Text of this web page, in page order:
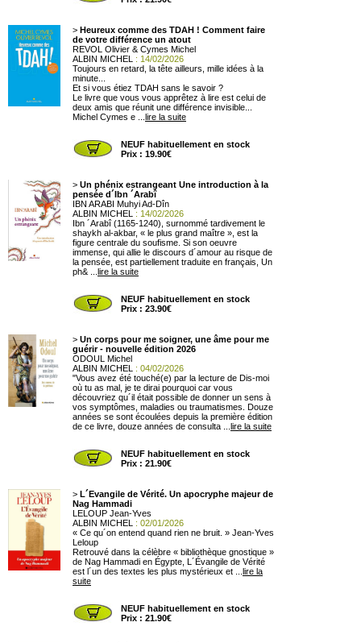
> Heureux comme des TDAH ! Comment faire
de votre différence un atout
REVOL Olivier & Cymes Michel
ALBIN MICHEL
: 14/02/2026
Toujours en retard, la tête ailleurs, mille idées à la
minute...
Et si vous étiez TDAH sans le savoir ?
Le livre que vous vous apprêtez à lire est celui de
deux amis que réunit une différence invisible...
Michel Cymes e ... lire la suite
NEUF habituellement en stock
Prix : 19.90€
> Un phénix estrangeant Une introduction à la
pensée d´Ibn ´Arabî
IBN ARABI Muhyi Ad-Dîn
ALBIN MICHEL
: 14/02/2026
Ibn ´Arabî (1165-1240), surnommé tardivement le
shaykh al-akbar, « le plus grand maître », est la
figure centrale du soufisme. Si son oeuvre
immense, qui allie le discours d´amour au risque de
la pensée, est partiellement traduite en français, Un
ph& ... lire la suite
NEUF habituellement en stock
Prix : 23.90€
> Un corps pour me soigner, une âme pour me
guérir - nouvelle édition 2026
ODOUL Michel
ALBIN MICHEL
: 04/02/2026
"Vous avez été touché(e) par la lecture de Dis-moi
où tu as mal, je te dirai pourquoi car vous
découvriez qu´il était possible de donner un sens à
vos symptômes, maladies ou traumatismes. Douze
années se sont écoulées depuis la première édition
de ce livre, douze années de consulta ... lire la suite
NEUF habituellement en stock
Prix : 21.90€
> L´Evangile de Vérité. Un apocryphe majeur de
Nag Hammadi
LELOUP Jean-Yves
ALBIN MICHEL
: 02/01/2026
« Ce qu´on entend quand rien ne bruit. » Jean-Yves
Leloup
Retrouvé dans la célèbre « bibliothèque gnostique »
de Nag Hammadi en Égypte, L´Évangile de Vérité
est l´un des textes les plus mystérieux et ... lire la
suite
NEUF habituellement en stock
Prix : 21.90€